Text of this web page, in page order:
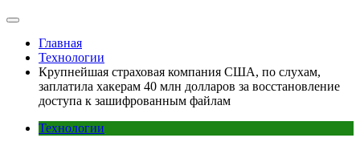
Главная
Технологии
Крупнейшая страховая компания США, по слухам,
заплатила хакерам 40 млн долларов за восстановление
доступа к зашифрованным файлам
Технологии